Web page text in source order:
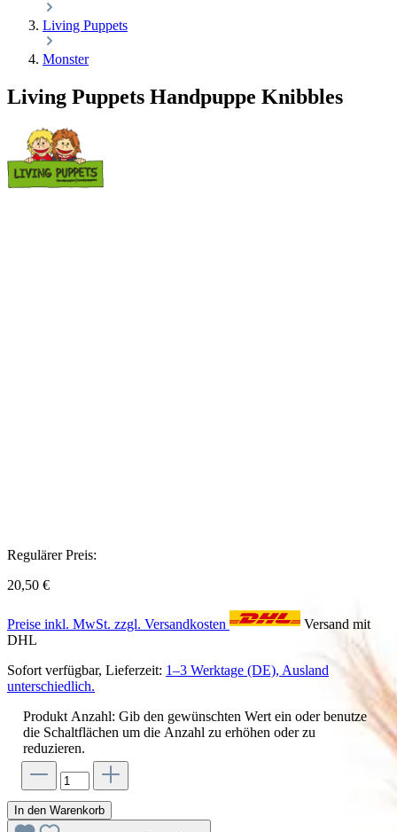
Living Puppets
Monster
Living Puppets Handpuppe Knibbles
Regulärer Preis:
20,50 €
Preise inkl. MwSt. zzgl. Versandkosten
Versand mit
DHL
Sofort verfügbar, Lieferzeit: 1–3 Werktage (DE), Ausland
unterschiedlich.
Produkt Anzahl: Gib den gewünschten Wert ein oder benutze
die Schaltflächen um die Anzahl zu erhöhen oder zu
reduzieren.
In den Warenkorb